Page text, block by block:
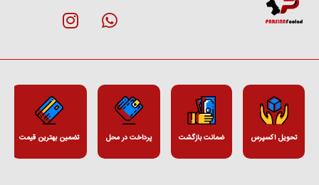
تحویل اکسپرس ضمانت بازگشت پرداخت در محل تضمین بهترین قیمت